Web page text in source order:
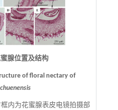
腺位置及结构
of floral nectary of
内为花蜜腺表皮电镜拍摄部